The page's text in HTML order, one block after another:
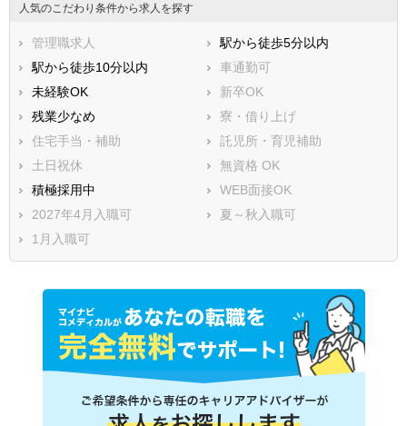
人気のこだわり条件から求人を探す
管理職求人
駅から徒歩5分以内
駅から徒歩10分以内
車通勤可
未経験OK
新卒OK
残業少なめ
寮・借り上げ
住宅手当・補助
託児所・育児補助
土日祝休
無資格 OK
積極採用中
WEB面接OK
2027年4月入職可
夏～秋入職可
1月入職可